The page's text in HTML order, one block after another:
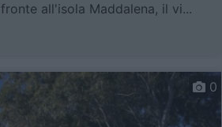
all'isola Maddalena, il vi...
0